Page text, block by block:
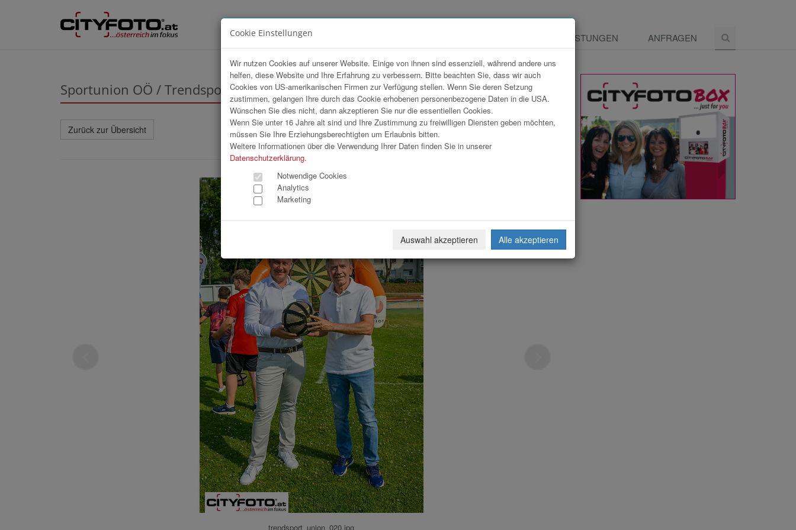
LEISTUNGEN ANFRAGEN
Sportunion OÖ / Trendsportfestival 2026
Zurück zur Übersicht Download Weiterleiten
trendsport_union_020.jpg
Cookie Einstellungen
Wir nutzen Cookies auf unserer Website. Einige von ihnen sind essenziell, während andere uns
helfen, diese Website und Ihre Erfahrung zu verbessern. Bitte beachten Sie, dass wir auch
Cookies von US-amerikanischen Firmen zur Verfügung stellen. Wenn Sie deren Setzung
zustimmen, gelangen Ihre durch das Cookie erhobenen personenbezogene Daten in die USA.
Wünschen Sie dies nicht, dann akzeptieren Sie nur die essentiellen Cookies.
Wenn Sie unter 16 Jahre alt sind und Ihre Zustimmung zu freiwilligen Diensten geben möchten,
müssen Sie Ihre Erziehungsberechtigten um Erlaubnis bitten.
Weitere Informationen über die Verwendung Ihrer Daten finden Sie in unserer
Datenschutzerklärung.
Notwendige Cookies
Analytics
Marketing
Auswahl akzeptieren Alle akzeptieren